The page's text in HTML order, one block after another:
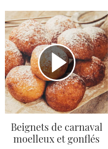
Beignets de carnaval
moelleux et gonflés